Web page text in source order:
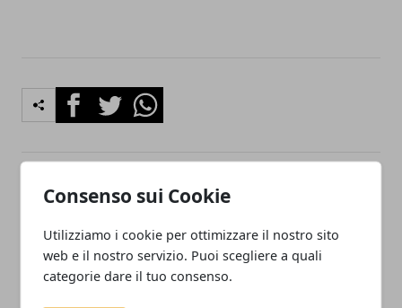
Consenso sui Cookie
Utilizziamo i cookie per ottimizzare il nostro sito
web e il nostro servizio. Puoi scegliere a quali
categorie dare il tuo consenso.
FacebookTwitterWhatsapp
Articolo Precedente
un outlet di arredamento
online
millennium Bug per il web
marketing ?